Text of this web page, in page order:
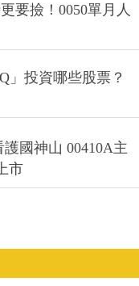
要撿！0050單月人
」投資哪些股票？
國神山 00410A主
市